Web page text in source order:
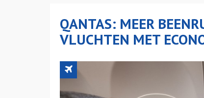
QANTAS: MEER
VLUCHTEN MET